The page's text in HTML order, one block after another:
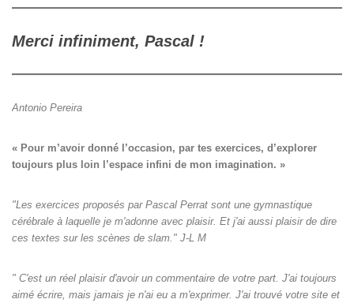
Merci infiniment, Pascal !
Antonio Pereira
« Pour m’avoir donné l’occasion, par tes exercices, d’explorer
toujours plus loin l’espace infini de mon imagination. »
"Les exercices proposés par Pascal Perrat sont une gymnastique
cérébrale à laquelle je m'adonne avec plaisir. Et j'ai aussi plaisir de dire
ces textes sur les scènes de slam." J-L M
" C'est un réel plaisir d'avoir un commentaire de votre part. J'ai toujours
aimé écrire, mais jamais je n'ai eu a m'exprimer. J'ai trouvé votre site et